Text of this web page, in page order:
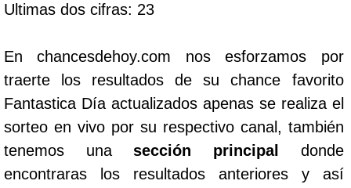
Ultimas dos cifras: 23
En chancesdehoy.com nos esforzamos por
traerte los resultados de su chance favorito
Fantastica Día actualizados apenas se realiza el
sorteo en vivo por su respectivo canal, también
tenemos unasección principal
donde
encontraras los resultados anteriores y así